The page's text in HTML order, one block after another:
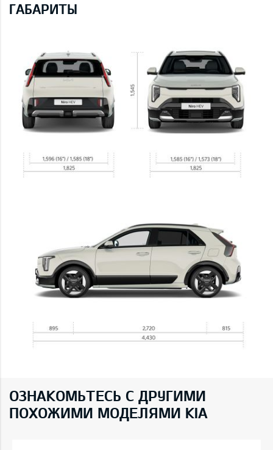
ГАБАРИТЫ
ОЗНАКОМЬТЕСЬ С ДРУГИМИ
ПОХОЖИМИ МОДЕЛЯМИ KIA